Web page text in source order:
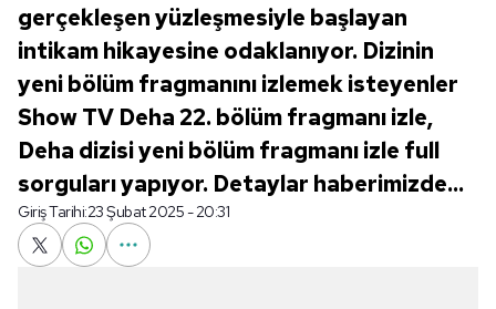
gerçekleşen yüzleşmesiyle başlayan
intikam hikayesine odaklanıyor. Dizinin
yeni bölüm fragmanını izlemek isteyenler
Show TV Deha 22. bölüm fragmanı izle,
Deha dizisi yeni bölüm fragmanı izle full
sorguları yapıyor. Detaylar haberimizde...
Giriş Tarihi:23 Şubat 2025 - 20:31